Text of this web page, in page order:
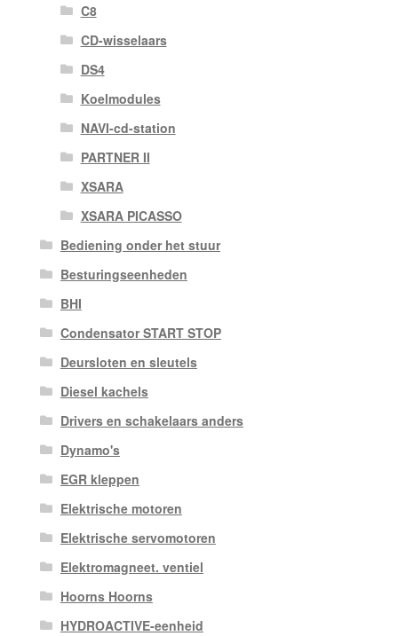
C8
CD-wisselaars
DS4
Koelmodules
NAVI-cd-station
PARTNER II
XSARA
XSARA PICASSO
Bediening onder het stuur
Besturingseenheden
BHI
Condensator START STOP
Deursloten en sleutels
Diesel kachels
Drivers en schakelaars anders
Dynamo's
EGR kleppen
Elektrische motoren
Elektrische servomotoren
Elektromagneet. ventiel
Hoorns Hoorns
HYDROACTIVE-eenheid